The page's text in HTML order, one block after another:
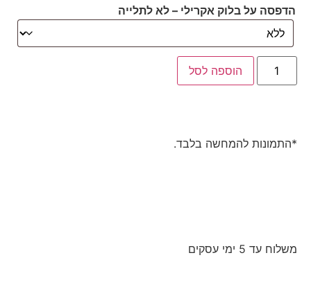
הדפסה על בלוק אקרילי – לא לתלייה
הוספה לסל
*התמונות להמחשה בלבד.
משלוח עד 5 ימי עסקים